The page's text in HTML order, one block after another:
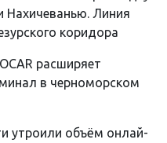
Линия
коридора
расширяет
в черноморском
утроили объём онлай-